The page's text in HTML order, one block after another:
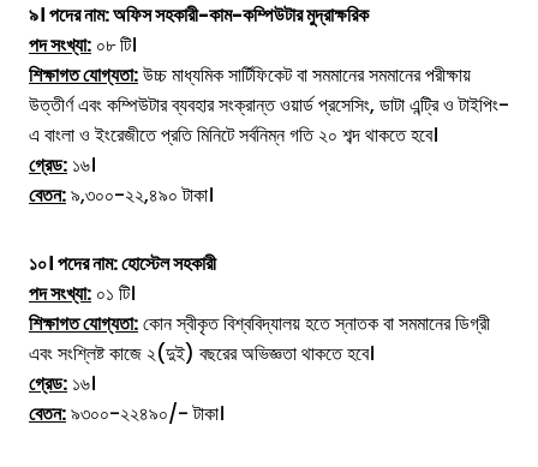
৯। পদের নাম: অফিস সহকারী-কাম-কম্পিউটার মুদ্রাক্ষরিক
পদ সংখ্যা: ০৮ টি।
শিক্ষাগত যোগ্যতা:উচ্চ মাধ্যমিক সার্টিফিকেট বা সমমানের সমমানের পরীক্ষায়
উত্তীর্ণ এবং কম্পিউটার ব্যবহার সংক্রান্ত ওয়ার্ড প্রসেসিং, ডাটা এন্ট্রি ও টাইপিং-
এ বাংলা ও ইংরেজীতে প্রতি মিনিটে সর্বনিম্ন গতি ২০ শব্দ থাকতে হবে।
গ্রেড: ১৬।
বেতন:৯,৩০০-২২,৪৯০ টাকা।
১০।পদের নাম:হোস্টেল সহকারী
পদ সংখ্যা: ০১ টি।
শিক্ষাগত যোগ্যতা:কোন স্বীকৃত বিশ্ববিদ্যালয় হতে স্নাতক বা সমমানের ডিগ্রী
এবং সংশ্লিষ্ট কাজে ২(দুই) বছরের অভিজ্ঞতা থাকতে হবে।
গ্রেড: ১৬।
বেতন:৯৩০০-২২৪৯০/- টাকা।